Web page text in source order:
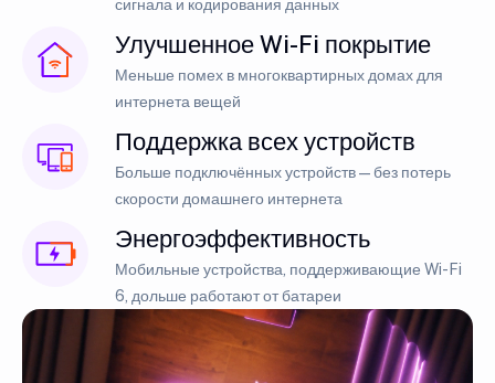
сигнала и кодирования данных
Улучшенное Wi-Fi покрытие
Меньше помех в многоквартирных домах для
интернета вещей
Поддержка всех устройств
Больше подключённых устройств — без потерь
скорости домашнего интернета
Энергоэффективность
Мобильные устройства, поддерживающие Wi-Fi
6, дольше работают от батареи